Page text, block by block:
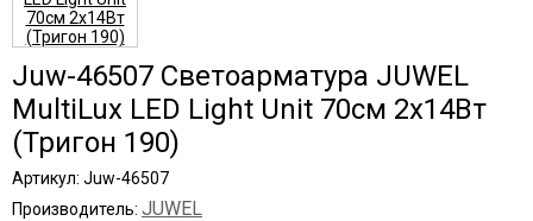
Juw-46507 Светоарматура JUWEL
MultiLux LED Light Unit 70см 2х14Вт
(Тригон 190)
Артикул: Juw-46507
Производитель: JUWEL